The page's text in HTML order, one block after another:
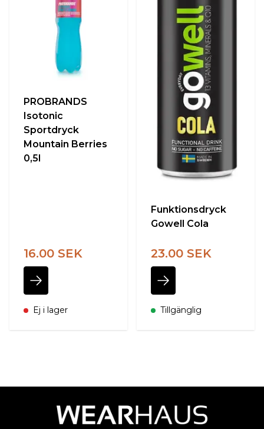
PROBRANDS
Isotonic
Sportdryck
Mountain Berries
0,5l
16.00 SEK
Ej i lager
Funktionsdryck
Gowell Cola
23.00 SEK
Tillgänglig